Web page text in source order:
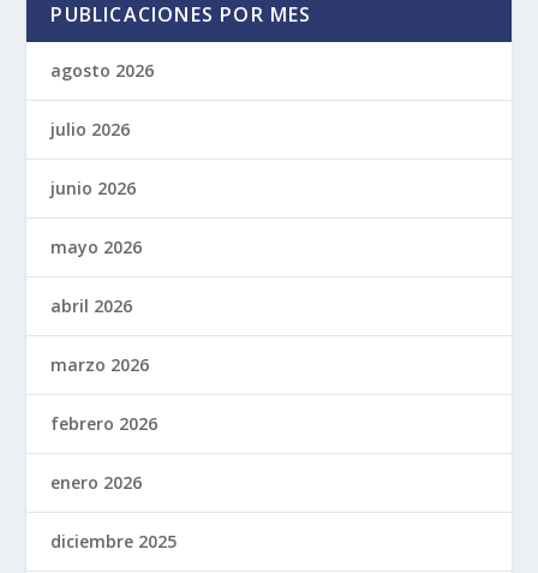
PUBLICACIONES POR MES
agosto 2026
julio 2026
junio 2026
mayo 2026
abril 2026
marzo 2026
febrero 2026
enero 2026
diciembre 2025